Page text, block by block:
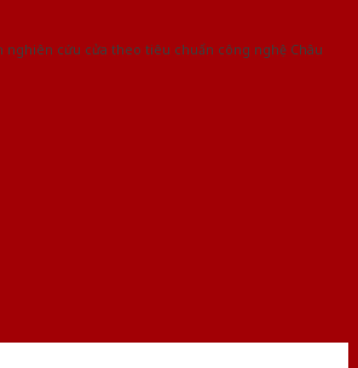
cứu cửa theo tiêu chuẩn công nghệ Châu